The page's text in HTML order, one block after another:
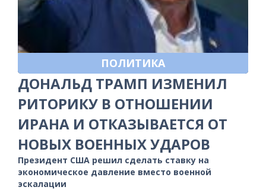
ПОЛИТИКА
ДОНАЛЬД ТРАМП ИЗМЕНИЛ
РИТОРИКУ В ОТНОШЕНИИ
ИРАНА И ОТКАЗЫВАЕТСЯ ОТ
НОВЫХ ВОЕННЫХ УДАРОВ
Президент США решил сделать ставку на
экономическое давление вместо военной
эскалации